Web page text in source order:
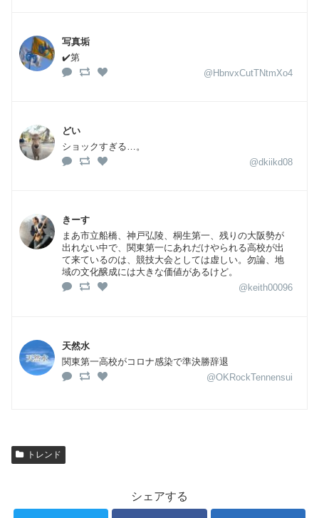
写真垢
✔️第
@HbnvxCutTNtmXo4
どい
ショックすぎる…。
@dkiikd08
きーす
まあ市立船橋、神戸弘陵、桐生第一、残りの大阪勢が
出れない中で、関東第一にあれだけやられる高校が出
て来ているのは、競技大会としては虚しい。勿論、地
域の文化醸成には大きな価値があるけど。
@keith00096
天然水
関東第一高校がコロナ感染で準決勝辞退
@OKRockTennensui
トレンド
シェアする